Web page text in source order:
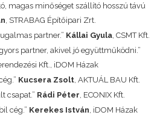
magas minőséget szállító hosszú távú
, STRABAG Építőipari Zrt.
partner.” Kállai Gyula , CSMT Kft.
partner, akivel jó együttműködni.”
Kft., iDOM Házak
Kucsera Zsolt , AKTUÁL BAU Kft.
csapat.” Rádi Péter , ECONIX Kft.
cég.” Kerekes István , iDOM Házak